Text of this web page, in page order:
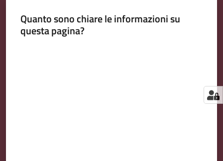
Quanto sono chiare le informazioni su
questa pagina?